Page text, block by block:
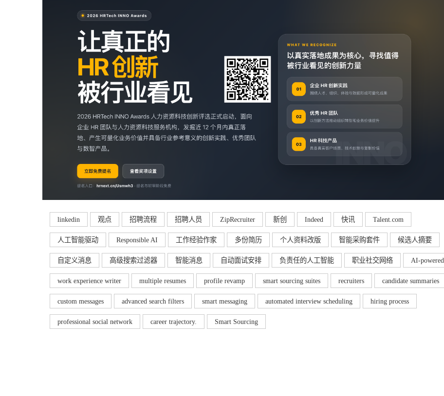
linkedin 观点 招聘流程 招聘人员 ZipRecruiter 新创 Indeed 快讯 Talent.com
人工智能驱动 Responsible AI 工作经验作家 多份简历 个人资料改版 智能采购套件 候选人摘要
自定义消息 高级搜索过滤器 智能消息 自动面试安排 负责任的人工智能 职业社交网络 AI-powered
work experience writer multiple resumes profile revamp smart sourcing suites recruiters candidate summaries
custom messages advanced search filters smart messaging automated interview scheduling hiring process
professional social network career trajectory. Smart Sourcing